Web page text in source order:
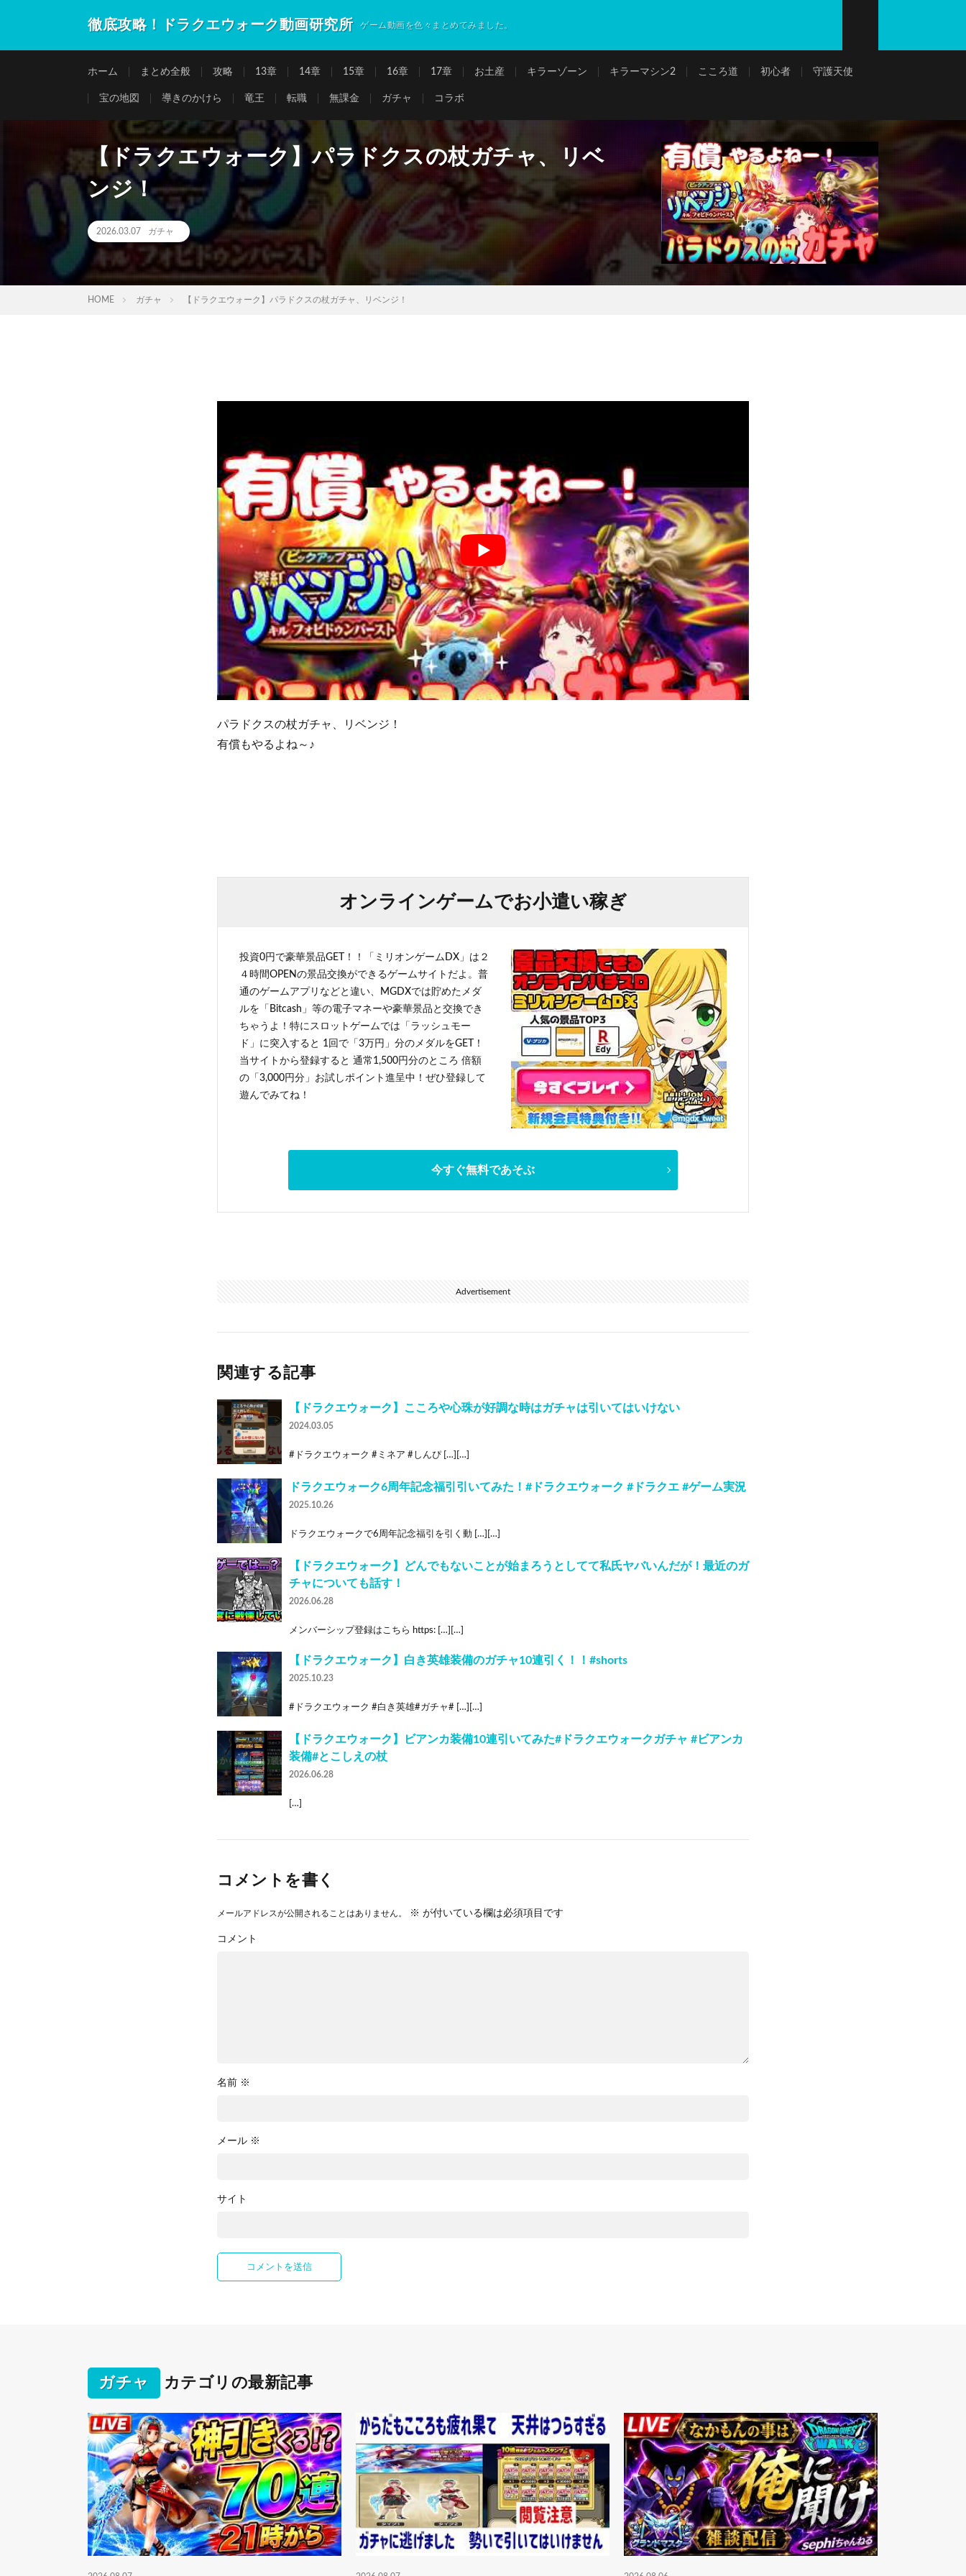
徹底攻略！ドラクエウォーク動画研究所 ゲーム動画を色々まとめてみました。
ホーム まとめ全般 攻略 13章 14章 15章 16章 17章 お土産 キラーゾーン キラーマシン2 こころ道 初心者 守護天使
宝の地図 導きのかけら 竜王 転職 無課金 ガチャ コラボ
【ドラクエウォーク】パラドクスの杖ガチャ、リベ
ンジ！
2026.03.07 ガチャ
HOME ガチャ 【ドラクエウォーク】パラドクスの杖ガチャ、リベンジ！
パラドクスの杖ガチャ、リベンジ！
有償もやるよね～♪
オンラインゲームでお小遣い稼ぎ
投資0円で豪華景品GET！！「ミリオンゲームDX」は２
４時間OPENの景品交換ができるゲームサイトだよ。普
通のゲームアプリなどと違い、MGDXでは貯めたメダ
ルを「Bitcash」等の電子マネーや豪華景品と交換でき
ちゃうよ！特にスロットゲームでは「ラッシュモー
ド」に突入すると 1回で「3万円」分のメダルをGET！
当サイトから登録すると 通常1,500円分のところ 倍額
の「3,000円分」お試しポイント進呈中！ぜひ登録して
遊んでみてね！
今すぐ無料であそぶ
Advertisement
関連する記事
【ドラクエウォーク】こころや心珠が好調な時はガチャは引いてはいけない
2024.03.05
#ドラクエウォーク #ミネア #しんぴ […][…]
ドラクエウォーク6周年記念福引引いてみた！#ドラクエウォーク #ドラクエ #ゲーム実況
2025.10.26
ドラクエウォークで6周年記念福引を引く動 […][…]
【ドラクエウォーク】どんでもないことが始まろうとしてて私氏ヤバいんだが！最近のガ
チャについても話す！
2026.06.28
メンバーシップ登録はこちら https: […][…]
【ドラクエウォーク】白き英雄装備のガチャ10連引く！！#shorts
2025.10.23
#ドラクエウォーク #白き英雄#ガチャ# […][…]
【ドラクエウォーク】ビアンカ装備10連引いてみた#ドラクエウォークガチャ #ビアンカ
装備#とこしえの杖
2026.06.28
[…]
コメントを書く
メールアドレスが公開されることはありません。 ※ が付いている欄は必須項目です
コメント
名前 ※
メール ※
サイト
ガチャ カテゴリの最新記事